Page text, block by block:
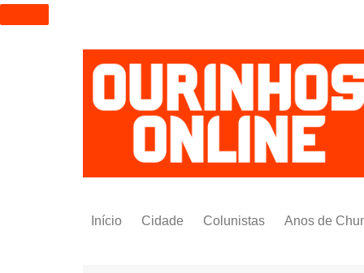
I
r
Início Cidade Colunistas Anos de